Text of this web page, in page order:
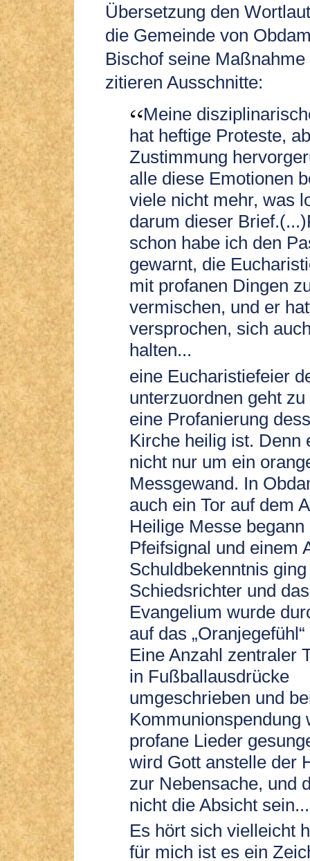
Übersetzung den
die Gemeinde von
Bischof seine
zitieren Ausschnitte:
Meine
hat heftige Proteste,
Zustimmung
alle diese Emotionen
viele nicht mehr, was
darum dieser
schon habe ich den
gewarnt, die
mit profanen Dingen
vermischen, und er
versprochen, sich
halten...
eine Eucharistiefeier
unterzuordnen geht
eine Profanierung
Kirche heilig ist. Denn
nicht nur um ein
Messgewand. In
auch ein Tor auf dem
Heilige Messe
Pfeifsignal und einem
Schuldbekenntnis
Schiedsrichter und das
Evangelium wurde
auf das
Eine Anzahl zentraler
in Fußballausdrücke
umgeschrieben und
Kommunionspendung
profane Lieder
wird Gott anstelle der
zur Nebensache, und
nicht die Absicht sein...
Es hört sich vielleicht
für mich ist es ein